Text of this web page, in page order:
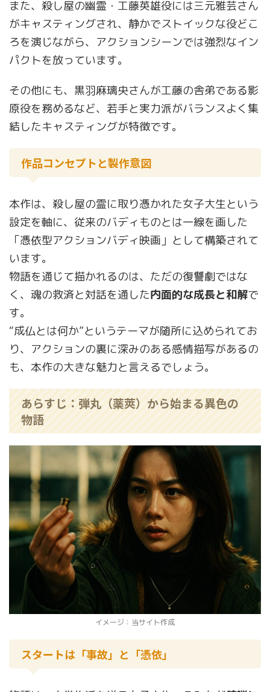
また、殺し屋の幽霊・工藤英雄役には三元雅芸さん
がキャスティングされ、静かでストイックな役どこ
ろを演じながら、アクションシーンでは強烈なイン
パクトを放っています。
その他にも、黒羽麻璃央さんが工藤の舎弟である影
原役を務めるなど、若手と実力派がバランスよく集
結したキャスティングが特徴です。
作品コンセプトと製作意図
本作は、殺し屋の霊に取り憑かれた女子大生という
設定を軸に、従来のバディものとは一線を画した
「憑依型アクションバディ映画」として構築されて
います。
物語を通じて描かれるのは、ただの復讐劇ではな
く、魂の救済と対話を通した内面的な成長と和解で
す。
“成仏とは何か”というテーマが随所に込められてお
り、アクションの裏に深みのある感情描写があるの
も、本作の大きな魅力と言えるでしょう。
あらすじ：弾丸（薬莢）から始まる異色の
物語
イメージ：当サイト作成
スタートは「事故」と「憑依」